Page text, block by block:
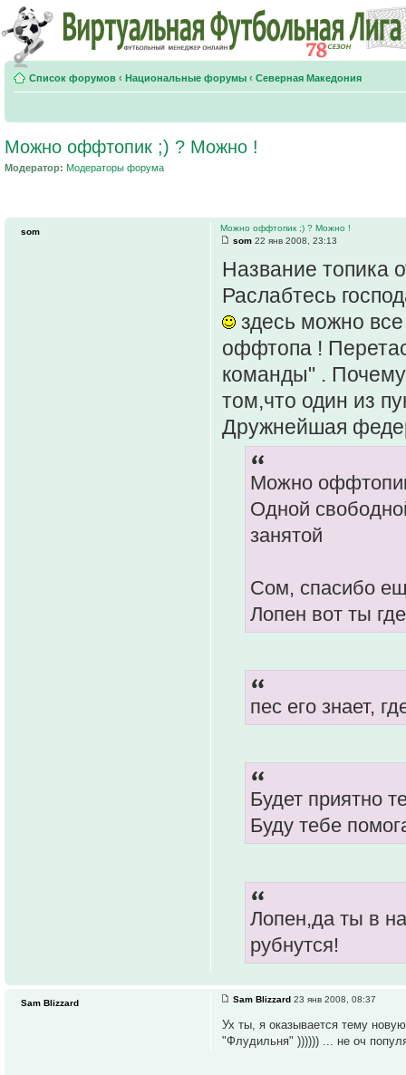
Список форумов ‹ Национальные форумы ‹ Северная Македония
Можно оффтопик ;) ? Можно !
Модератор: Модераторы форума
Можно оффтопик ;) ? Можно !
som 22 янв 2008, 23:13
Название топика
Раслабтесь
здесь можно
оффтопа !
команды" . Почему
том,что один из
Дружнейшая
Можно
Одной
занятой
Сом, спасибо
Лопен вот ты
пес его знает,
Будет приятно
Буду тебе
Лопен,да ты в
рубнутся!
som
Sam Blizzard 23 янв 2008, 08:37
Ух ты, я оказывается тему
"Флудильня" )))))) ... не оч
Sam Blizzard